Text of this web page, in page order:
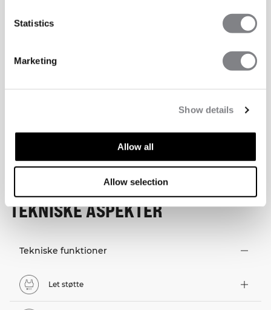
Statistics
Marketing
Show details
Allow all
Allow selection
TEKNISKE ASPEKTER
Tekniske funktioner
Let støtte